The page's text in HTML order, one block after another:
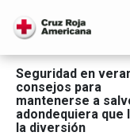
Seguridad en
consejos para
mantenerse a
adondequiera que
la diversión